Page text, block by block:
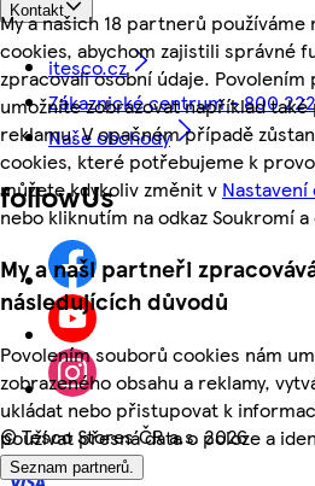
My a našich 18 partnerů
cookies, abychom zajistili správné
zpracovali osobní údaje.
umožníte zobrazovat například
reklamu. V opačném případě
cookies, které potřebujeme k
můžete kdykoliv změnit v
nebo kliknutím na odkaz Soukromí
My a naši partneři
následujících důvodů
Povolením souborů cookies nám
zobrazeného obsahu a reklamy,
ukládat nebo přistupovat k
používat přesná data o poloze a
Seznam partnerů.
Kontakt
itesco.cz
Zákaznické centrum - 800
Naše obchody
followUs
©Tesco Stores ČR a.s. 2026